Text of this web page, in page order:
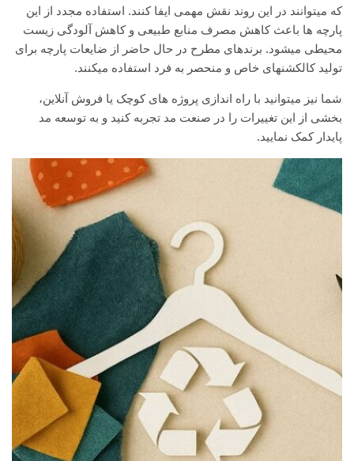
که میتوانند در این روند نقش مهمی ایفا کنند. استفاده مجدد از این
پارچه ها باعث کاهش مصرف منابع طبیعی و کاهش آلودگی زیست
محیطی میشود. برندهای مطرح در حال حاضر از ضایعات پارچه برای
تولید کالکشنهای خاص و منحصر به فرد استفاده میکنند.
شما نیز میتوانید با راه اندازی پروژه های کوچک یا فروش آنلاین،
بخشی از این تغییرات را در صنعت مد تجربه کنید و به توسعه مد
پایدار کمک نمایید.